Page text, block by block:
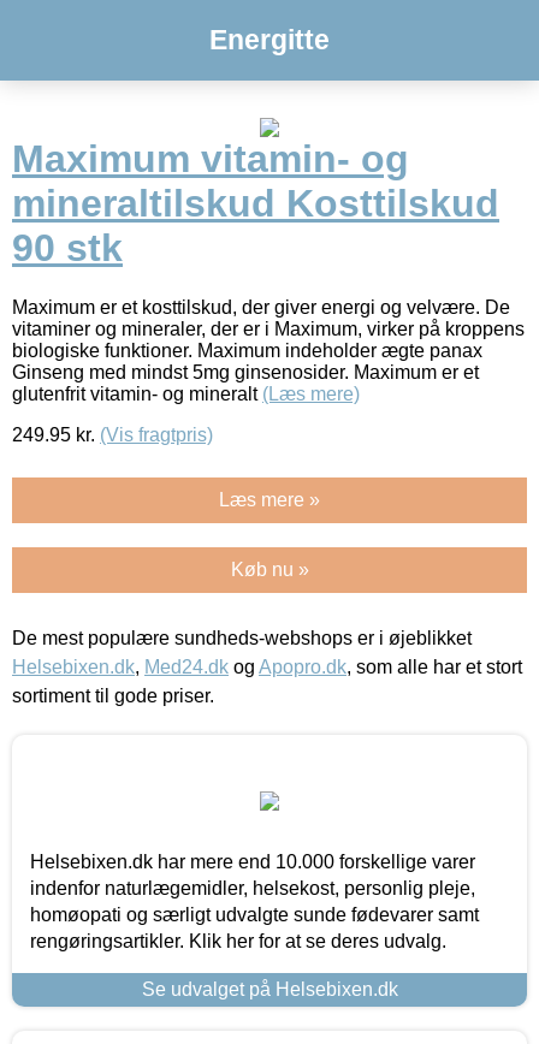
Energitte
Maximum vitamin- og
mineraltilskud Kosttilskud
90 stk
Maximum er et kosttilskud, der giver energi og velvære. De
vitaminer og mineraler, der er i Maximum, virker på kroppens
biologiske funktioner. Maximum indeholder ægte panax
Ginseng med mindst 5mg ginsenosider. Maximum er et
glutenfrit vitamin- og mineralt (Læs mere)
249.95 kr. (Vis fragtpris)
Læs mere »
Køb nu »
De mest populære sundheds-webshops er i øjeblikket
Helsebixen.dk, Med24.dk og Apopro.dk, som alle har et stort
sortiment til gode priser.
Helsebixen.dk har mere end 10.000 forskellige varer
indenfor naturlægemidler, helsekost, personlig pleje,
homøopati og særligt udvalgte sunde fødevarer samt
rengøringsartikler. Klik her for at se deres udvalg.
Se udvalget på Helsebixen.dk